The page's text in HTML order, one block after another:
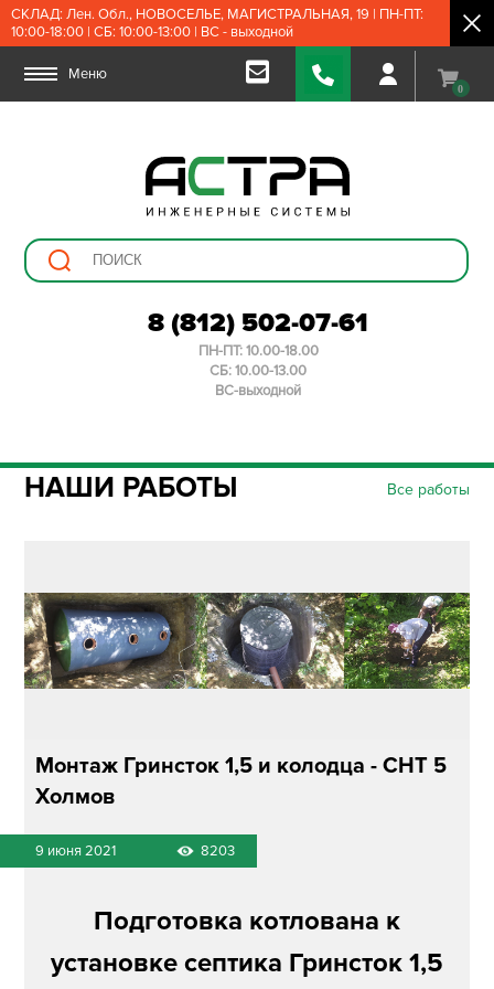
СКЛАД: Лен. Обл., НОВОСЕЛЬЕ, МАГИСТРАЛЬНАЯ, 19 | ПН-ПТ:
10:00-18:00 | СБ: 10:00-13:00 | ВС - выходной
Меню
0
8 (812) 502-07-61
ПН-ПТ: 10.00-18.00
СБ: 10.00-13.00
ВС-выходной
НАШИ РАБОТЫ Все работы
Монтаж Гринсток 1,5 и колодца - СНТ 5
Холмов
9 июня 2021 8203
Подготовка котлована к
установке септика Гринсток 1,5